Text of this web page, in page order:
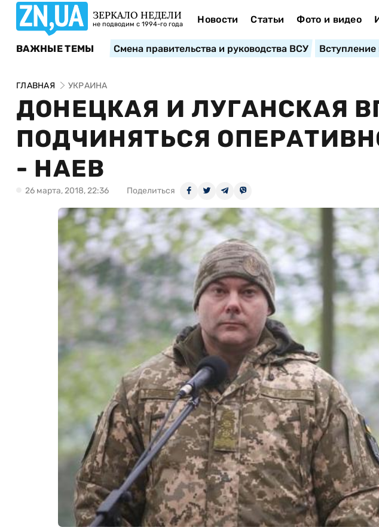
ЗЕРКАЛО НЕДЕЛИ
не подводим с 1994-го года Новости Статьи Фото и видео
ВАЖНЫЕ ТЕМЫ Смена правительства и руководства ВСУ Вступление
ГЛАВНАЯ УКРАИНА
ДОНЕЦКАЯ И ЛУГАНСКАЯ
ПОДЧИНЯТЬСЯ
- НАЕВ
26 марта, 2018, 22:36 Поделиться